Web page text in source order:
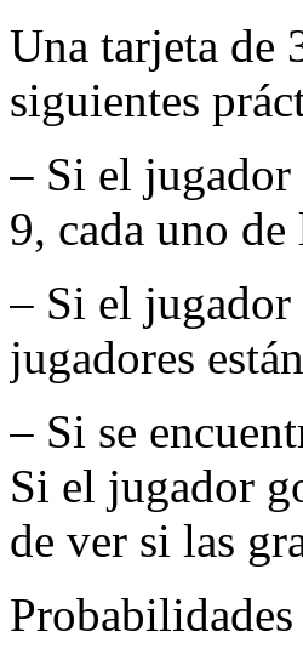
Una tarjeta de
siguientes
– Si el jugador
9, cada uno
– Si el jugador
jugadores
– Si se
Si el jugador
de ver si las